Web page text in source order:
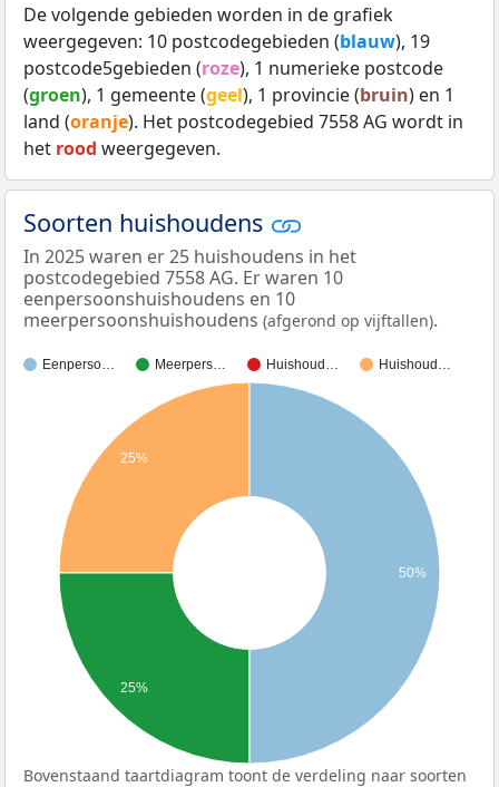
De volgende gebieden worden in de grafiek
weergegeven: 10 postcodegebieden (blauw), 19
postcode5gebieden (roze), 1 numerieke postcode
(groen), 1 gemeente (geel), 1 provincie (bruin) en 1
land (oranje). Het postcodegebied 7558 AG wordt in
het rood weergegeven.
Soorten huishoudens
In 2025 waren er 25 huishoudens in het
postcodegebied 7558 AG. Er waren 10
eenpersoonshuishoudens en 10
meerpersoonshuishoudens (afgerond op vijftallen).
Eenperso… Meerpers… Huishoud… Huishoud…
25%
25%
50%
Bovenstaand taartdiagram toont de verdeling naar soorten